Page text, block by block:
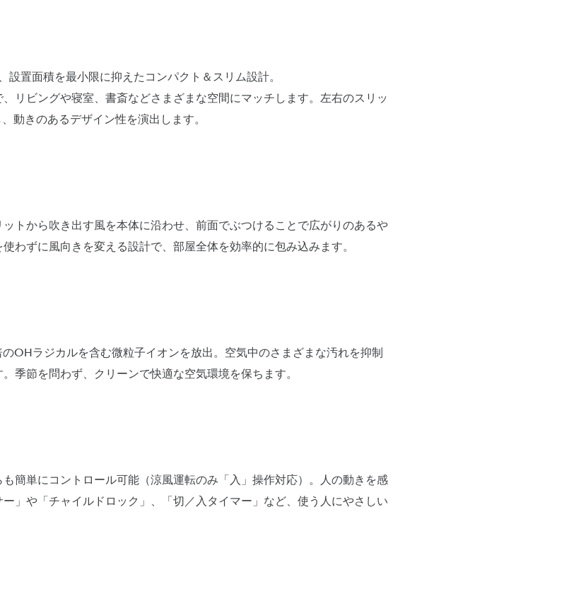
置面積を最小限に抑えたコンパクト＆スリム設計。
リビングや寝室、書斎などさまざまな空間にマッチします。左右のスリッ
動きのあるデザイン性を演出します。
ットから吹き出す風を本体に沿わせ、前面でぶつけることで広がりのあるや
わずに風向きを変える設計で、部屋全体を効率的に包み込みます。
OHラジカルを含む微粒子イオンを放出。空気中のさまざまな汚れを抑制
季節を問わず、クリーンで快適な空気環境を保ちます。
簡単にコントロール可能（涼風運転のみ「入」操作対応）。人の動きを感
」や「チャイルドロック」、「切／入タイマー」など、使う人にやさしい